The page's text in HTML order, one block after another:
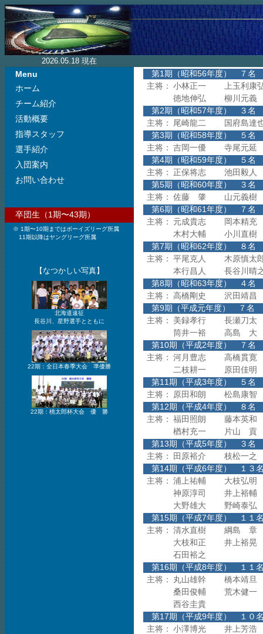
2026.05.18 現在
Menu
ホーム
チーム紹介
活動概要
指導スタッフ
選手紹介
入団案内
お問い合わせ
卒団生（1期〜43期）
※ 1期〜10期まではボーイズリーグ所属
11期以降はヤングリーグ所属
【なつかしい写真】
北海道遠征
長谷川、星野選手とともに
22期：全日本春季大会 準優勝
22期：桃太郎杯大会 優 勝
第1期（昭和56年度） ７名
主将： 小林正一
上玉利康
徳地伸弘
柳川元義
第2期（昭和57年度） ３名
主将：
尾崎龍二
国府島達
第3期（昭和58年度） ５名
主将： 吉岡一優
寺尾元延
第4期（昭和59年
主将：
正保将志
池田毅人
第5期（昭和60年
主将： 佐藤 肇
山元義樹
第6期（昭和61年度
主将：
元成貴志
岡本精充
木村大輔
小川直樹
第7期（昭和62年
主将： 平尾克人
木原慎太
本行昌人
長谷川晴
第8期（昭和63年
主将： 高橋剛史
沢田靖昌
第9期（平成元年度
主将：
美録孝行
長瀬刀太
筒井一裕
高島 大
第10期（平成2年度
主将： 河月豊志
高橋貫寛
二枝耕一
原田佳明
第11期（平成3年
主将：
原田和朗
松島康智
第12期（平成4年度
主将： 福田照朗
藤本英和
楢村充一
片山 貢
第13期（平成5年度
主将：
田原裕介
枝松一之
第14期（平成6年度
主将： 浦上祐輔
大枝弘明
神原淳司
井上裕輔
大野雄大
野崎泰弘
第15期（平成7年度
主将： 清水直樹
綱島 章
大枝和正
井上裕晃
石田裕之
第16期（平成8年度
主将：
丸山雄幹
橋本靖旦
桑田俊輔
荒木健一
西谷圭貴
第17期（平成9年度
主将： 小澤博光
井上芳浩